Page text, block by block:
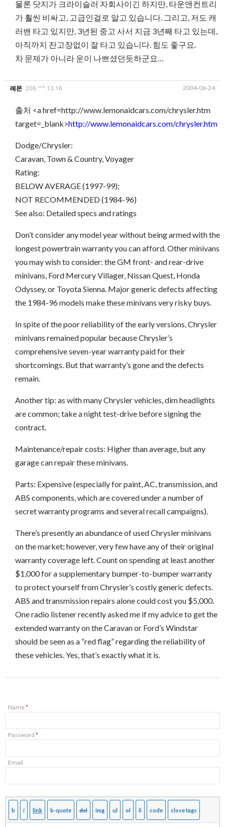
물론 닷지가 크라이슬러 자회사이긴 하지만, 타운앤컨트리
가 훨씬 비싸고, 고급인걸로 알고 있습니다. 그리고, 저도 캐
러밴 타고 있지만, 3년된 중고 사서 지금 3년째 타고 있는데,
아직까지 잔고장없이 잘 타고 있습니다. 힘도 좋구요.
차 문제가 아니라 운이 나쁘셨던듯하군요…
레몬 206.***.13.16 2004-06-24
출처 <a href=http://www.lemonaidcars.com/chrysler.htm
target=_blank>http://www.lemonaidcars.com/chrysler.htm
Dodge/Chrysler:
Caravan, Town & Country, Voyager
Rating:
BELOW AVERAGE (1997-99);
NOT RECOMMENDED (1984-96)
See also: Detailed specs and ratings
Don’t consider any model year without being armed with the
longest powertrain warranty you can afford. Other minivans
you may wish to consider: the GM front- and rear-drive
minivans, Ford Mercury Villager, Nissan Quest, Honda
Odyssey, or Toyota Sienna. Major generic defects affecting
the 1984-96 models make these minivans very risky buys.
In spite of the poor reliability of the early versions, Chrysler
minivans remained popular because Chrysler’s
comprehensive seven-year warranty paid for their
shortcomings. But that warranty’s gone and the defects
remain.
Another tip: as with many Chrysler vehicles, dim headlights
are common; take a night test-drive before signing the
contract.
Maintenance/repair costs: Higher than average, but any
garage can repair these minivans.
Parts: Expensive (especially for paint, AC, transmission, and
ABS components, which are covered under a number of
secret warranty programs and several recall campaigns).
There’s presently an abundance of used Chrysler minivans
on the market; however, very few have any of their original
warranty coverage left. Count on spending at least another
$1,000 for a supplementary bumper-to-bumper warranty
to protect yourself from Chrysler’s costly generic defects.
ABS and transmission repairs alone could cost you $5,000.
One radio listener recently asked me if my advice to get the
extended warranty on the Caravan or Ford’s Windstar
should be seen as a “red flag” regarding the reliability of
these vehicles. Yes, that’s exactly what it is.
Name*
Password *
Email